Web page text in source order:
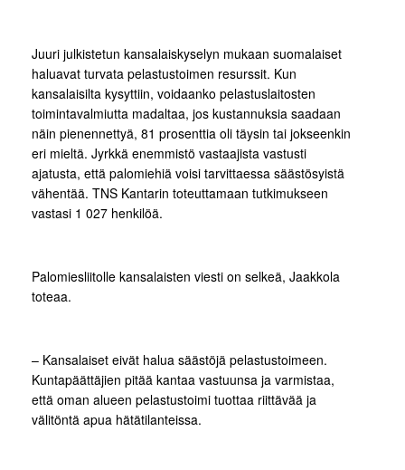
Juuri julkistetun kansalaiskyselyn mukaan suomalaiset
haluavat turvata pelastustoimen resurssit. Kun
kansalaisilta kysyttiin, voidaanko pelastuslaitosten
toimintavalmiutta madaltaa, jos kustannuksia saadaan
näin pienennettyä, 81 prosenttia oli täysin tai jokseenkin
eri mieltä. Jyrkkä enemmistö vastaajista vastusti
ajatusta, että palomiehiä voisi tarvittaessa säästösyistä
vähentää. TNS Kantarin toteuttamaan tutkimukseen
vastasi 1 027 henkilöä.
Palomiesliitolle kansalaisten viesti on selkeä, Jaakkola
toteaa.
– Kansalaiset eivät halua säästöjä pelastustoimeen.
Kuntapäättäjien pitää kantaa vastuunsa ja varmistaa,
että oman alueen pelastustoimi tuottaa riittävää ja
välitöntä apua hätätilanteissa.